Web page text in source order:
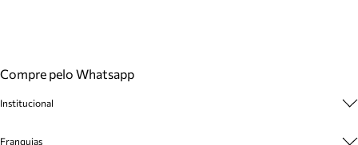
Compre pelo Whatsapp
Institucional
Franquias